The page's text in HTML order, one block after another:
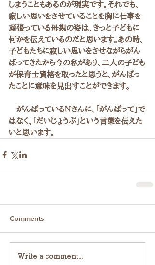
しまうこともあるのが現実です。それでも、
寂しい思いをさせていることを胸に仕事を
頑張っている母親の姿は、きっと子どもに
何かを伝えているのだと思います。あの時、
子どもたちに寂しい思いをさせながらがん
ばってきたから今の私があり、二人の子ども
が保育士資格を取ったと思うと、がんばっ
たことに意味を見出すことができます。
がんばっているＮさんに、「がんばって」で
はなく、「だいじょうぶ」という言葉を伝えた
いと思います。
Comments
Write a comment...